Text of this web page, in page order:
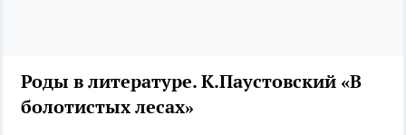
Роды в литературе. К.Паустовский «В
болотистых лесах»